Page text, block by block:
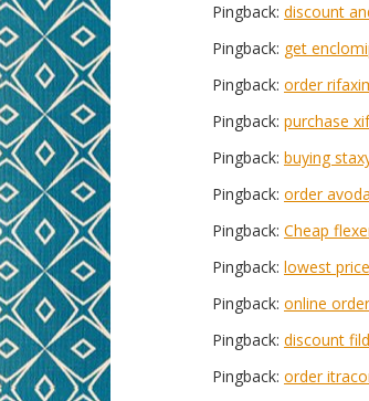
Pingback: discount
Pingback: get
Pingback: order
Pingback: purchase
Pingback: buying
Pingback: order
Pingback: Cheap
Pingback: lowest
Pingback: online
Pingback: discount
Pingback: order